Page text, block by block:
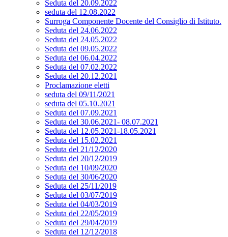
Seduta del 20.09.2022
seduta del 12.08.2022
Surroga Componente Docente del Consiglio di Istituto.
Seduta del 24.06.2022
Seduta del 24.05.2022
Seduta del 09.05.2022
Seduta del 06.04.2022
Seduta del 07.02.2022
Seduta del 20.12.2021
Proclamazione eletti
seduta del 09/11/2021
seduta del 05.10.2021
Seduta del 07.09.2021
Seduta del 30.06.2021- 08.07.2021
Seduta del 12.05.2021-18.05.2021
Seduta del 15.02.2021
Seduta del 21/12/2020
Seduta del 20/12/2019
Seduta del 10/09/2020
Seduta del 30/06/2020
Seduta del 25/11/2019
Seduta del 03/07/2019
Seduta del 04/03/2019
Seduta del 22/05/2019
Seduta del 29/04/2019
Seduta del 12/12/2018